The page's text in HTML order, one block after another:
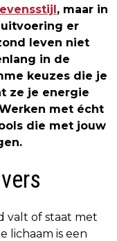
, maar in
er
leven niet
in de
keuzes die je
ze je energie
met écht
die met jouw
valt of staat met
lichaam is een